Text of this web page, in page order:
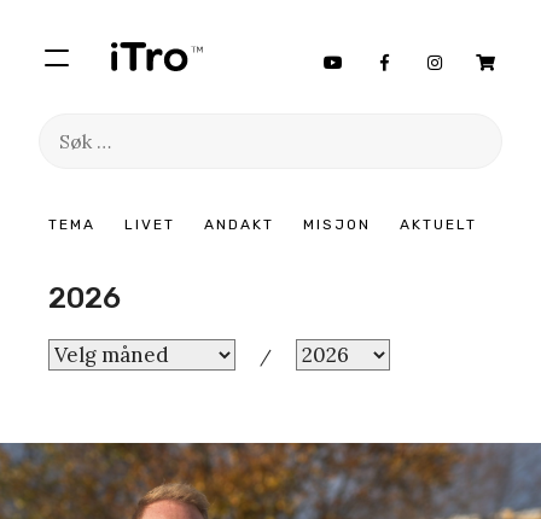
TEMA LIVET ANDAKT MISJON AKTUELT
Søk
2026
/